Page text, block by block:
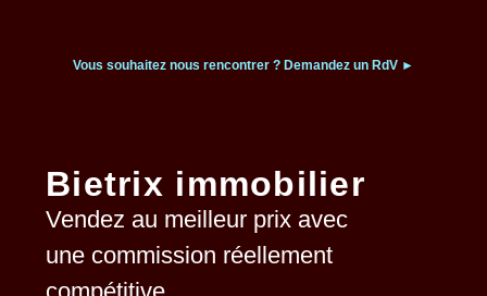
Vous souhaitez nous rencontrer ? Demandez un RdV ►
Bietrix immobilier
Vendez au meilleur prix avec
une commission réellement